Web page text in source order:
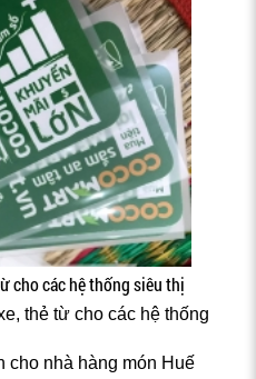
cho các hệ thống siêu thị
thẻ từ cho các hệ thống
cho nhà hàng món Huế